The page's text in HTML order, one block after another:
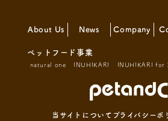
About Us News Company
ペットフード事業
natural one INUHIKARI INUHIKARI for
当サイトについて プライバシーポ